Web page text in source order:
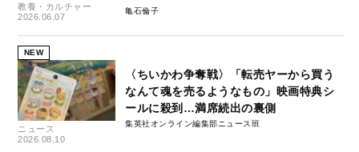
教養・カルチャー
2026.06.07
亀石倫子
NEW
ニュース
2026.08.10
〈ちいかわ争奪戦〉「転売ヤーから買う
なんて魂を売るようなもの」映画特典シ
ールに殺到…満席続出の裏側
集英社オンライン編集部ニュース班